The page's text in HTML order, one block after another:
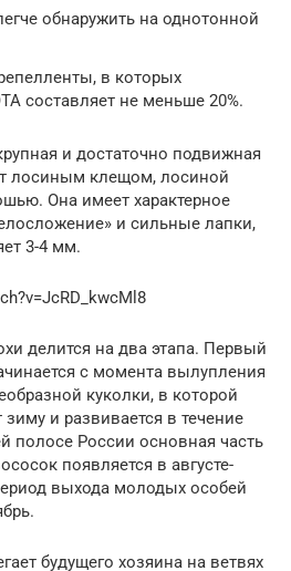
обнаружить на однотонной
в которых
составляет не меньше 20%.
и достаточно подвижная
лосиным клещом, лосиной
Она имеет характерное
и сильные лапки,
3-4 мм.
делится на два этапа. Первый
с момента вылупления
куколки, в которой
и развивается в течение
полосе России основная часть
появляется в августе-
выхода молодых особей
будущего хозяина на ветвях